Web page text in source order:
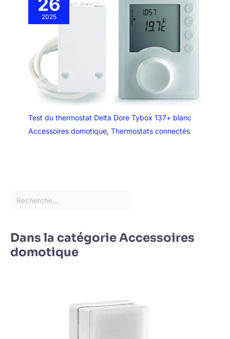
2025
Test du thermostat Delta Dore Tybox 137+ blanc
Accessoires domotique, Thermostats connectés
Dans la catégorie Accessoires
domotique